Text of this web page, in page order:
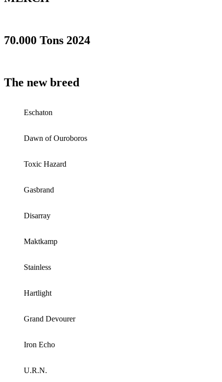
70.000 Tons 2024
The new breed
Eschaton
Dawn of Ouroboros
Toxic Hazard
Gasbrand
Disarray
Maktkamp
Stainless
Hartlight
Grand Devourer
Iron Echo
U.R.N.